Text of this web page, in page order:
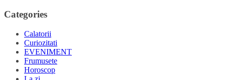
Categories
Calatorii
Curiozitati
EVENIMENT
Frumusete
Horoscop